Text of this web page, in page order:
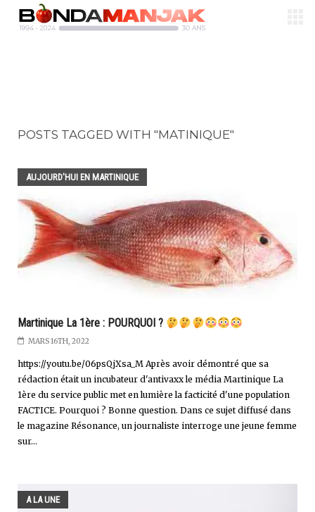
POSTS TAGGED WITH "MATINIQUE"
AUJOURD'HUI EN MARTINIQUE
Martinique La 1ère : POURQUOI ?
MARS 16TH, 2022
https://youtu.be/06psQjXsa_M Après avoir démontré que sa
rédaction était un incubateur d'antivaxx le média Martinique La
1ère du service public met en lumière la facticité d'une population
FACTICE. Pourquoi ? Bonne question. Dans ce sujet diffusé dans
le magazine Résonance, un journaliste interroge une jeune femme
sur...
A LA UNE